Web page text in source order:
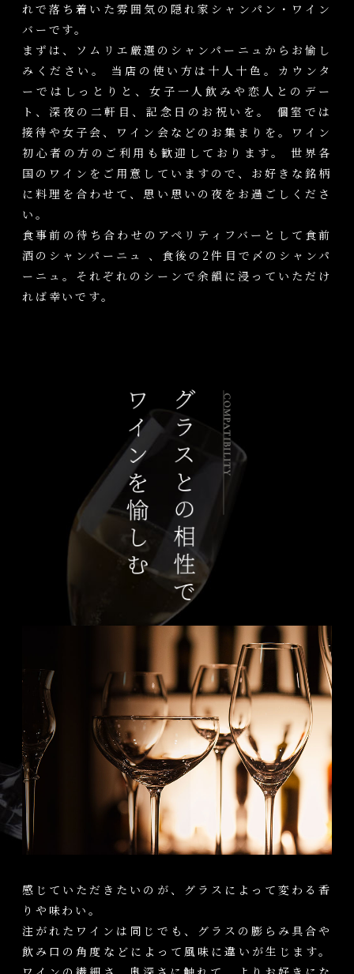
れで落ち着いた雰囲気の隠れ家シャンパン・ワイン
バーです。
まずは、ソムリエ厳選のシャンパーニュからお愉し
みください。 当店の使い方は十人十色。カウンタ
ーではしっとりと、女子一人飲みや恋人とのデー
ト、深夜の二軒目、記念日のお祝いを。 個室では
接待や女子会、ワイン会などのお集まりを。ワイン
初心者の方のご利用も歓迎しております。 世界各
国のワインをご用意していますので、お好きな銘柄
に料理を合わせて、思い思いの夜をお過ごしくださ
い。
食事前の待ち合わせのアペリティフバーとして食前
酒の シャンパーニュ 、食後の2件目で〆のシャンパ
ーニュ。それぞれのシーンで余韻に浸っていただけ
れば幸いです。
感じていただきたいのが、グラスによって変わる香
りや味わい。
注がれたワインは同じでも、グラスの膨らみ具合や
飲み口の角度などによって風味に違いが生じます。